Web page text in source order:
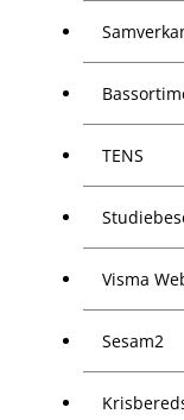
TENS
Visma
Sesam2